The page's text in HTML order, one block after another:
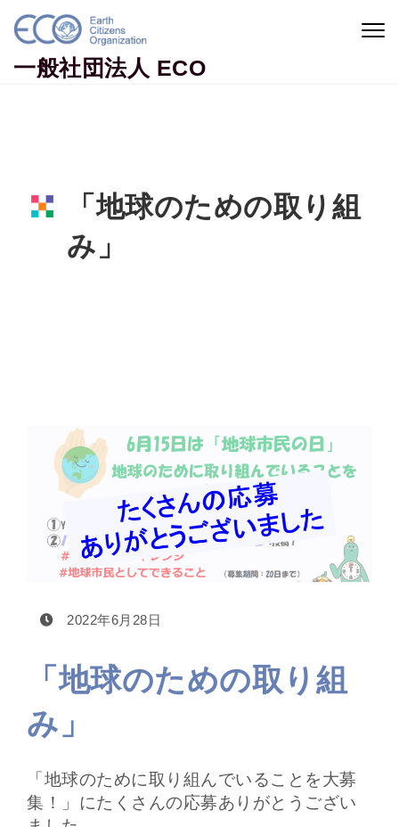
Skip to content
一般社団法人 ECO
「地球のための取り組
み」
2022年6月28日
「地球のための取り組
み」
「地球のために取り組んでいることを大募
集！」にたくさんの応募ありがとうござい